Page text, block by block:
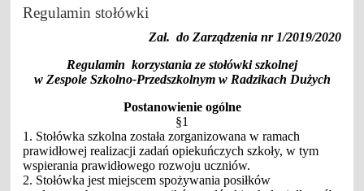
Regulamin stołówki
Zał. do Zarządzenia nr 1/2019/2020
Regulamin korzystania ze stołówki szkolnej
w Zespole Szkolno-Przedszkolnym w Radzikach Dużych
Postanowienie ogólne
§1
1. Stołówka szkolna została zorganizowana w ramach
prawidłowej realizacji zadań opiekuńczych szkoły, w tym
wspierania prawidłowego rozwoju uczniów.
2. Stołówka jest miejscem spożywania posiłków